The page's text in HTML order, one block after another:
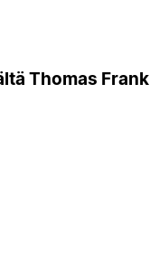
Thomas Frank